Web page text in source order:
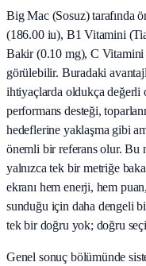
Big Mac (Sosuz) tarafında
(186.00 iu), B1 Vitamini
Bakir (0.10 mg), C
görülebilir. Buradaki
ihtiyaçlarda oldukça
performans desteği,
hedeflerine yaklaşma gibi
önemli bir referans olur. Bu
yalnızca tek bir metriğe
ekranı hem enerji, hem
sunduğu için daha dengeli
tek bir doğru yok; doğru
Genel sonuç bölümünde